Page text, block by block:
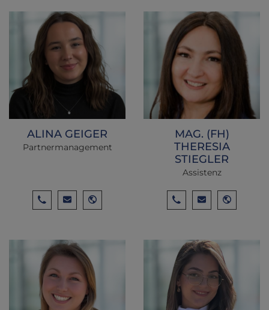
ALINA GEIGER
Partnermanagement
MAG. (FH)
THERESIA
STIEGLER
Assistenz